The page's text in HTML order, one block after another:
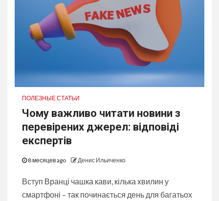
ПОЛЕЗНЫЕ СТАТЬИ
Чому важливо читати новини з
перевірених джерел: відповіді
експертів
8 месяцев ago Денис Ильиченко
Вступ Вранці чашка кави, кілька хвилин у
смартфоні – так починається день для багатьох